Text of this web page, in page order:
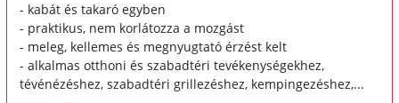
- kabát és takaró egyben
- praktikus, nem korlátozza a mozgást
- meleg, kellemes és megnyugtató érzést kelt
- alkalmas otthoni és szabadtéri tevékenységekhez,
tévénézéshez, szabadtéri grillezéshez, kempingezéshez,...